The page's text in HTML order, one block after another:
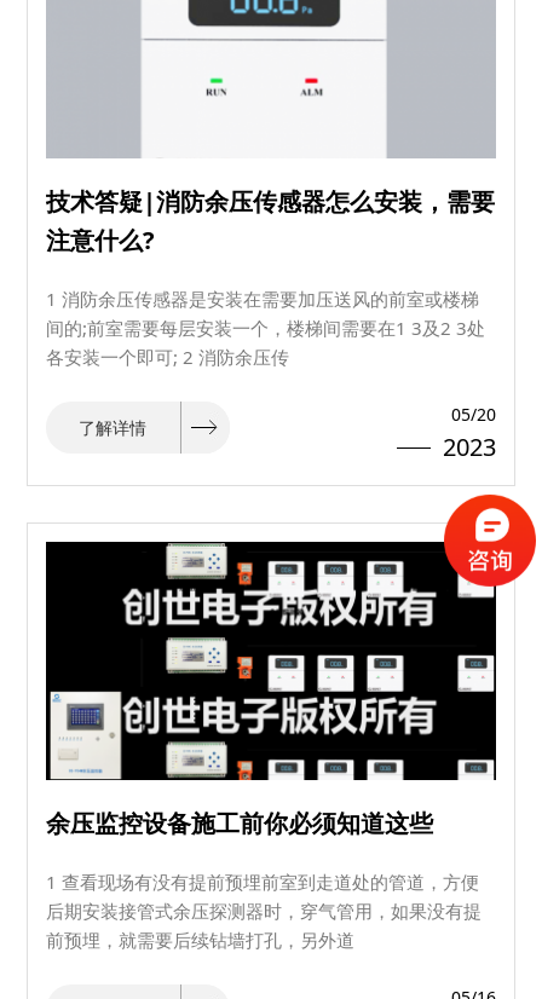
技术答疑|消防余压传感器怎么安装，需要
注意什么?
1 消防余压传感器是安装在需要加压送风的前室或楼梯
间的;前室需要每层安装一个，楼梯间需要在1 3及2 3处
各安装一个即可; 2 消防余压传
了解详情
05/20
2023
余压监控设备施工前你必须知道这些
1 查看现场有没有提前预埋前室到走道处的管道，方便
后期安装接管式余压探测器时，穿气管用，如果没有提
前预埋，就需要后续钻墙打孔，另外道